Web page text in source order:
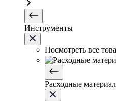
Инструменты
Посмотреть все
Расходные